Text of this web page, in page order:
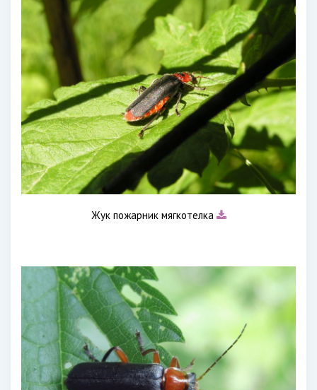
Жук пожарник мягкотелка